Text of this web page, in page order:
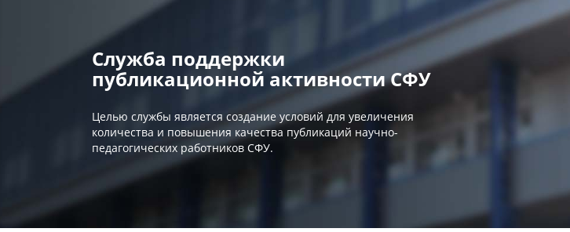
Служба поддержки
публикационной активности СФУ
Целью службы является создание условий для увеличения
количества и повышения качества публикаций научно-
педагогических работников СФУ.